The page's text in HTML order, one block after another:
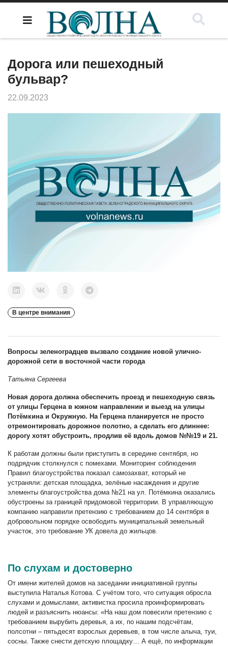
Дорога или пешеходный
бульвар?
22.09.2023
В центре внимания
Вопросы зеленоградцев вызвало создание новой улично-
дорожной сети в восточной части города
Татьяна Сергеева
Новая дорога должна обеспечить проезд и пешеходную связь
от улицы Герцена в южном направлении и выезд на улицы
Потёмкина и Окружную. На Герцена планируется не просто
отремонтировать дорожное полотно, а сделать его длиннее:
дорогу хотят обустроить, продлив её вдоль домов №№19 и 21.
К работам должны были приступить в середине сентября, но
подрядчик столкнулся с помехами. Мониторинг соблюдения
Правил благоустройства показал самозахват, который не
устраняли: детская площадка, зелёные насаждения и другие
элементы благоустройства дома №21 на ул. Потёмкина оказались
обустроены за границей придомовой территории. В управляющую
компанию направили претензию с требованием до 14 сентября в
добровольном порядке освободить муниципальный земельный
участок, это требование УК довела до жильцов.
По слухам и достоверно
От имени жителей домов на заседании инициативной группы
выступила Наталья Котова. С учётом того, что ситуация обросла
слухами и домыслами, активистка просила проинформировать
людей и разъяснить нюансы: «На наш дом повесили претензию с
требованием вырубить деревья, а их, по нашим подсчётам,
полсотни – пятьдесят взрослых деревьев, в том числе алыча, туи,
сосны. Также снести детскую площадку… А ещё, по информации